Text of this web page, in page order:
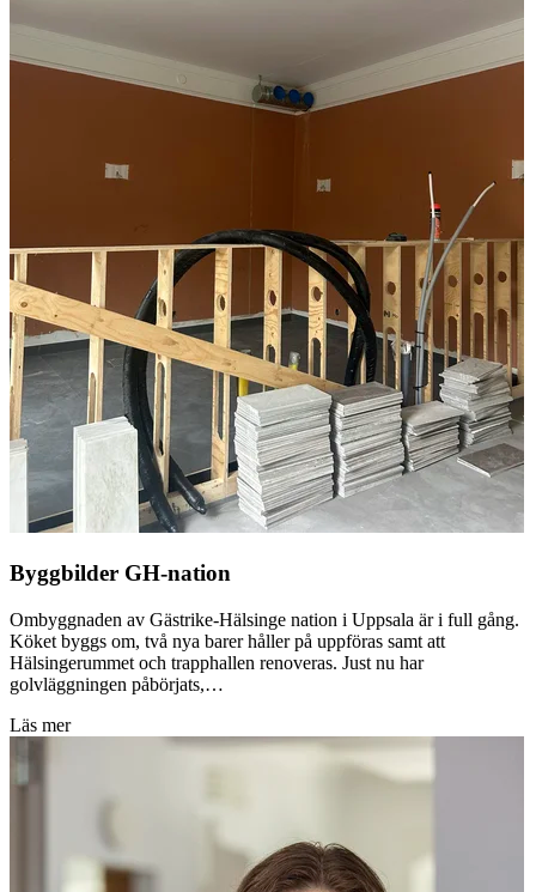
Byggbilder GH-nation
Ombyggnaden av Gästrike-Hälsinge nation i Uppsala är i full gång.
Köket byggs om, två nya barer håller på uppföras samt att
Hälsingerummet och trapphallen renoveras. Just nu har
golvläggningen påbörjats,…
Läs mer